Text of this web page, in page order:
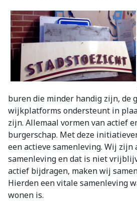
buren die minder handig zijn, de
wijkplatforms ondersteunt in
zijn. Allemaal vormen van actief
burgerschap. Met deze
een actieve samenleving. Wij zijn
samenleving en dat is niet
actief bijdragen, maken wij
Hierden een vitale samenleving
wonen is.